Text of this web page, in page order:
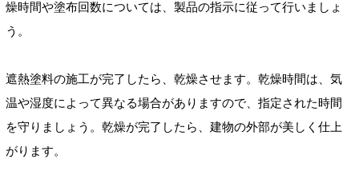
燥時間や塗布回数については、製品の指示に従って行いましょ
う。
遮熱塗料の施工が完了したら、乾燥させます。乾燥時間は、気
温や湿度によって異なる場合がありますので、指定された時間
を守りましょう。乾燥が完了したら、建物の外部が美しく仕上
がります。